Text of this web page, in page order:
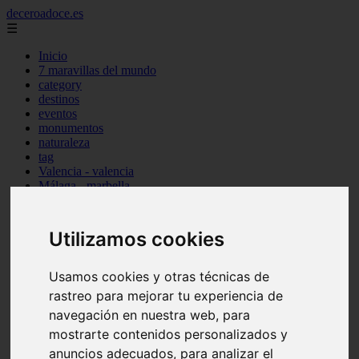
Utilizamos cookies
Usamos cookies y otras técnicas de
rastreo para mejorar tu experiencia de
navegación en nuestra web, para
mostrarte contenidos personalizados y
anuncios adecuados, para analizar el
deceroadoce.es
☰
Inicio
7 maravillas del mundo
category
destinos
eventos
monumentos
naturaleza
tag
Valencia - valencia
Málaga - marbella
Sevilla - bormujos
Santa-cruz-de-tenerife - santiago-del-teide
Murcia - murcia
Alicante - benidorm
Alicante - finestrat
Almería - mojácar
Alicante - orihuela
Huesca - jaca